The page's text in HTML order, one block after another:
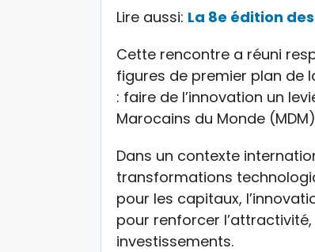
Lire aussi: La 8e édition
Cette rencontre a réuni
figures de premier plan de
: faire de l’innovation un
Marocains du Monde
Dans un contexte
transformations
pour les capitaux,
pour renforcer
investissements.